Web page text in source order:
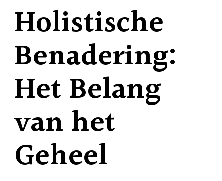
Holistische
Benadering:
Het Belang
van het
Geheel